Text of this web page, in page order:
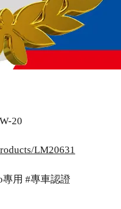
20
LM20631
用 #專車認證